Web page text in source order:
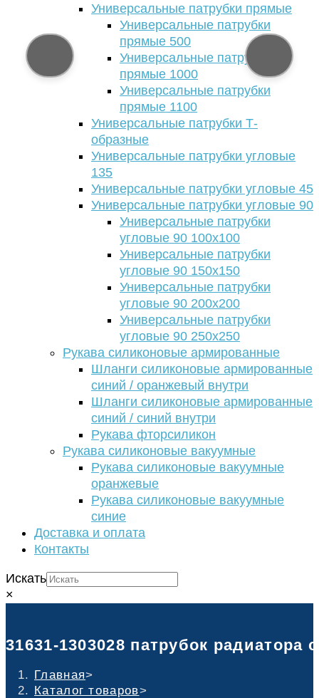
Универсальные патрубки прямые
Универсальные патрубки
прямые 500
Универсальные патрубки
прямые 1000
Универсальные патрубки
прямые 1100
Универсальные патрубки Т-
образные
Универсальные патрубки угловые
135
Универсальные патрубки угловые 45
Универсальные патрубки угловые 90
Универсальные патрубки
угловые 90 100х100
Универсальные патрубки
угловые 90 150х150
Универсальные патрубки
угловые 90 200х200
Универсальные патрубки
угловые 90 250х250
Рукава силиконовые армированные
Шланги силиконовые армированные
синий / оранжевый внутри
Шланги силиконовые армированные
синий / синий внутри
Рукава фторсиликон
Рукава силиконовые вакуумные
Рукава силиконовые вакуумные
оранжевые
Рукава силиконовые вакуумные
синие
Доставка и оплата
Контакты
Искать
×
31631-1303028 патрубок
Главная>
Каталог товаров>